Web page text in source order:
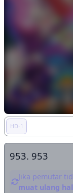
HD-1
953. 953
Jika pemutar
muat ulang